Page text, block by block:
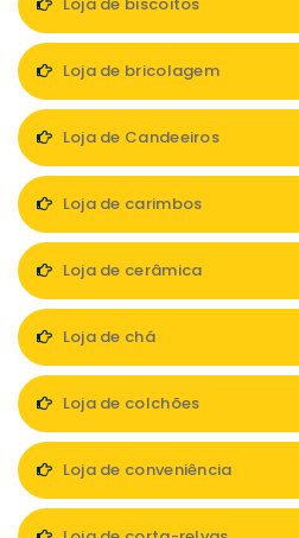
Loja de biscoitos
Loja de bricolagem
Loja de Candeeiros
Loja de carimbos
Loja de cerâmica
Loja de chá
Loja de colchões
Loja de conveniência